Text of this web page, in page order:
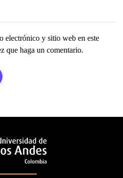
electrónico y sitio web en este
que haga un comentario.